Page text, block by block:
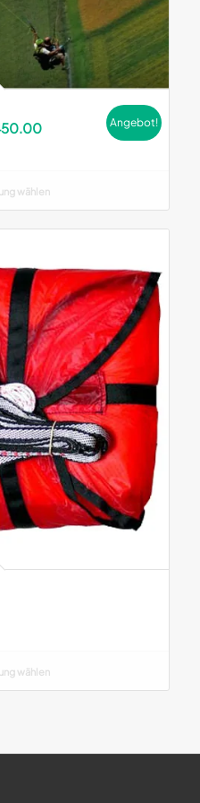
Preisspanne:
CHF 4'450.00
Angebot!
wählen
wählen